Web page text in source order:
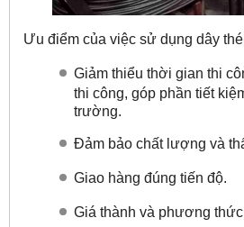
Ưu điểm của việc sử dụng dây
Giảm thiểu thời gian thi
thi công, góp phần tiết
trường.
Đảm bảo chất lượng và
Giao hàng đúng tiến độ.
Giá thành và phương